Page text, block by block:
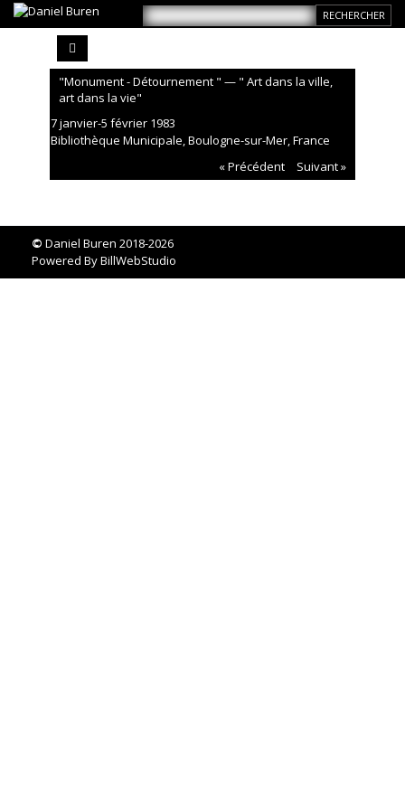
"Monument - Détournement " — " Art dans la ville,
art dans la vie"
7 janvier-5 février 1983
Bibliothèque Municipale, Boulogne-sur-Mer, France
« Précédent
Suivant »
© Daniel Buren 2018-2026
Powered ByBillWebStudio